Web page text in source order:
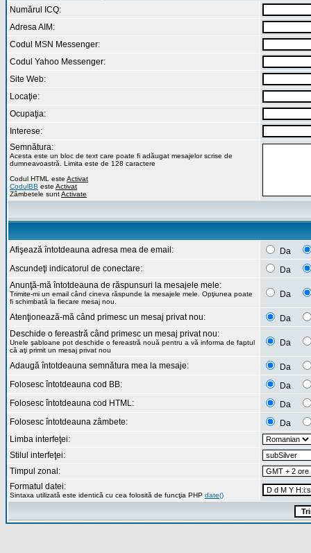
Numărul ICQ:
Adresa AIM:
Codul MSN Messenger:
Codul Yahoo Messenger:
Site Web:
Locaţie:
Ocupaţia:
Interese:
Semnătura:
Acesta este un bloc de text care poate fi adăugat mesajelor scrise de
dumneavoastră. Limita este de 128 caractere
Codul HTML este Activat
CodulBB este Activat
Zâmbetele suntActivate
Afişează întotdeauna adresa mea de email:
Da
Ascundeţi indicatorul de conectare:
Da
Anunţă-mă întotdeauna de răspunsuri la mesajele mele:
Trimite-mi un email când cineva răspunde la mesajele mele. Opţiunea poate
fi schimbată la fiecare mesaj nou.
Da
Atenţionează-mă când primesc un mesaj privat nou:
Da
Deschide o fereastră când primesc un mesaj privat nou:
Unele şabloane pot deschide o fereastră nouă pentru a vă informa de faptul
că aţi primit un mesaj privat nou
Da
Adaugă întotdeauna semnătura mea la mesaje:
Da
Folosesc întotdeauna cod BB:
Da
Folosesc întotdeauna cod HTML:
Da
Folosesc întotdeauna zâmbete:
Da
Limba interfeţei:
Stilul interfeţei:
Timpul zonal:
Formatul datei:
Sintaxa utilizată este identică cu cea folosită de funcţia PHP date()